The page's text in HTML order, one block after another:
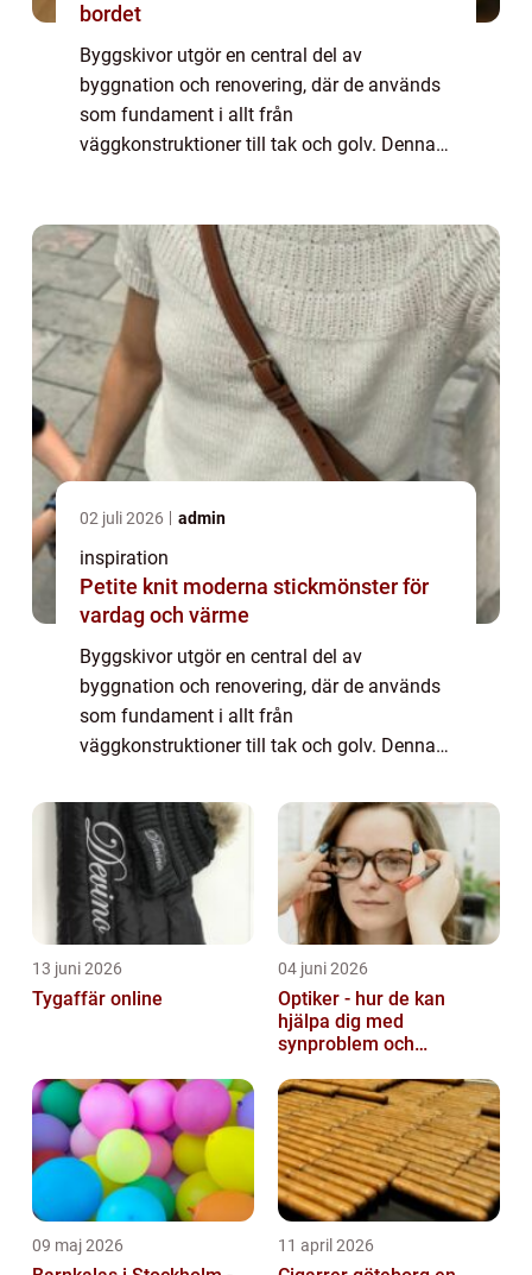
bordet
Byggskivor utgör en central del av
byggnation och renovering, där de används
som fundament i allt från
väggkonstruktioner till tak och golv. Denna
02 juli 2026 admin
inspiration
Petite knit moderna stickmönster för
vardag och värme
Byggskivor utgör en central del av
byggnation och renovering, där de används
som fundament i allt från
väggkonstruktioner till tak och golv. Denna
byggskivors egenskaper...
13 juni 2026
Tygaffär online
04 juni 2026
Optiker - hur de kan
hjälpa dig med
synproblem och
09 maj 2026 11 april 2026